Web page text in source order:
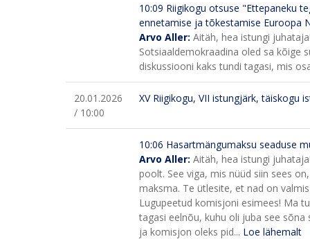
10:09 Riigikogu otsuse "Ettepaneku
ennetamise ja tõkestamise Euroopa
Arvo Aller: Aitäh, hea istungi
Sotsiaaldemokraadina oled sa kõige
diskussiooni kaks tundi tagasi, mis
20.01.2026
/ 10:00
XV Riigikogu, VII istungjärk, täiskogu
10:06 Hasartmängumaksu seaduse
Arvo Aller: Aitäh, hea istungi
poolt. See viga, mis nüüd siin sees
maksma. Te ütlesite, et nad on
Lugupeetud komisjoni esimees! Ma
tagasi eelnõu, kuhu oli juba see
ja komisjon oleks pid... Loe lähemalt